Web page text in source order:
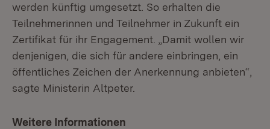
werden künftig umgesetzt. So erhalten die
Teilnehmerinnen und Teilnehmer in Zukunft ein
Zertifikat für ihr Engagement. „Damit wollen wir
denjenigen, die sich für andere einbringen, ein
öffentliches Zeichen der Anerkennung anbieten“,
sagte Ministerin Altpeter.
Weitere Informationen